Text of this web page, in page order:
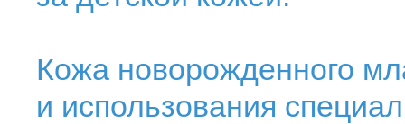
Кожа новорожденного
и использования